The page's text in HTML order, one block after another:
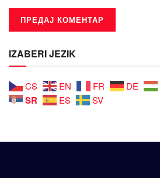
IZABERI JEZIK
CS EN FR DE
SR ES SV